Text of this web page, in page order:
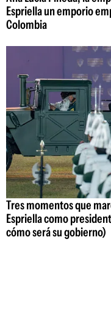
Espriella un emporio
Colombia
Tres momentos que
Espriella como
cómo será su gobierno)